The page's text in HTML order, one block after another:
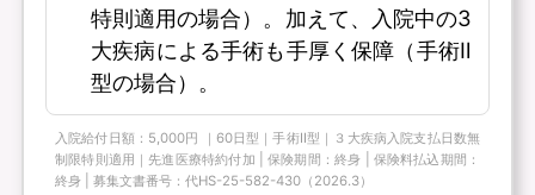
特則適用の場合）。加えて、入院中の3
大疾病による手術も手厚く保障（手術Ⅱ
型の場合）。
入院給付日額：5,000円 ｜60日型｜手術Ⅱ型｜３大疾病入院支払日数無
制限特則適用｜先進医療特約付加 | 保険期間：終身 | 保険料払込期間：
終身 | 募集文書番号：代HS-25-582-430（2026.3）